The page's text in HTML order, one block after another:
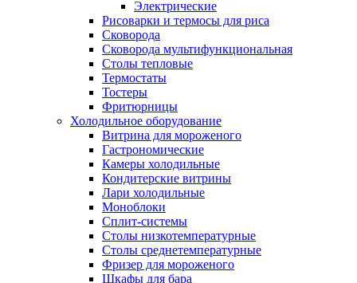
Электрические
Рисоварки и термосы для риса
Сковорода
Сковорода мультифункциональная
Столы тепловые
Термостаты
Тостеры
Фритюрницы
Холодильное оборудование
Витрина для мороженого
Гастрономические
Камеры холодильные
Кондитерские витрины
Лари холодильные
Моноблоки
Сплит-системы
Столы низкотемпературные
Столы среднетемпературные
Фризер для мороженого
Шкафы для бара